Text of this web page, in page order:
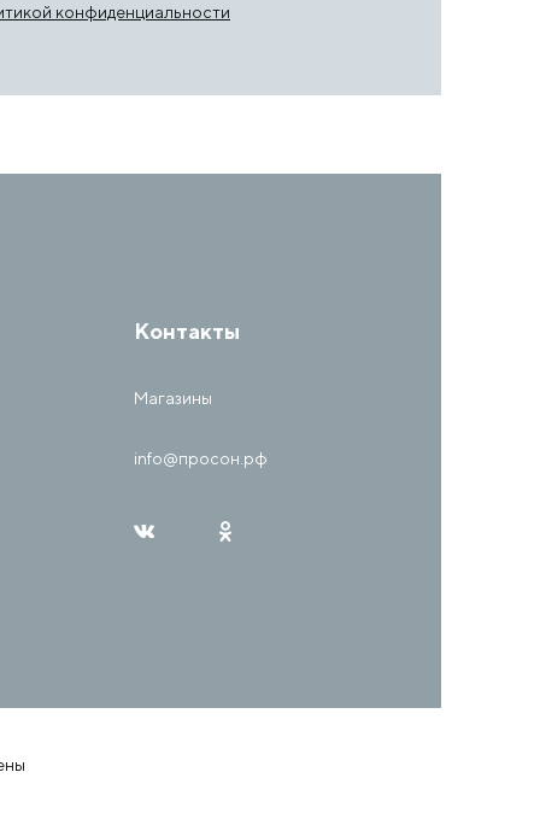
конфиденциальности
Контакты
Магазины
info@просон.рф